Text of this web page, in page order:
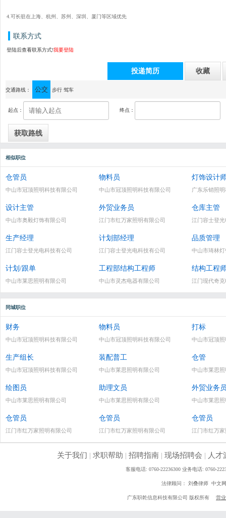
4.可长驻在上海、杭州、苏州、深圳、厦门等区域优先
联系方式
登陆后查看联系方式!我要登陆
投递简历 收藏
通讯地址：中山市古镇曹二宏业路一街7号3楼（即古镇大信新都汇旁）
交通路线： 公交 步行 驾车
起点： 终点：
相似职位
仓管员
中山市冠顶照明科技有限公司
物料员
中山市冠顶照明科技有限公司
灯饰设计
广东乐销照
设计主管
中山市奥毅灯饰有限公司
外贸业务员
江门市红万家照明有限公司
仓库主管
江门容士登
生产经理
江门容士登光电科技有公司
计划部经理
江门容士登光电科技有公司
品质管理
中山市琦林
计划/跟单
中山市莱思照明有限公司
工程部结构工程师
中山市灵杰电器有限公司
结构工程
江门现代奇
同城职位
财务
中山市冠顶照明科技有限公司
物料员
中山市冠顶照明科技有限公司
打标
中山市冠顶
生产组长
中山市冠顶照明科技有限公司
装配普工
中山市莱思照明有限公司
仓管
中山市莱思
绘图员
中山市莱思照明有限公司
助理文员
中山市莱思照明有限公司
外贸业务
中山市莱思
仓管员
江门市红万家照明有限公司
仓管员
江门市红万家照明有限公司
仓管员
江门市红万
关于我们 | 求职帮助 | 招聘指南| 现场招聘会 | 人才
客服电话: 0760-22236300 业务电话: 0760-
法律顾问： 刘叠律师 中文
广东职乾信息科技有限公司 版权所有 营